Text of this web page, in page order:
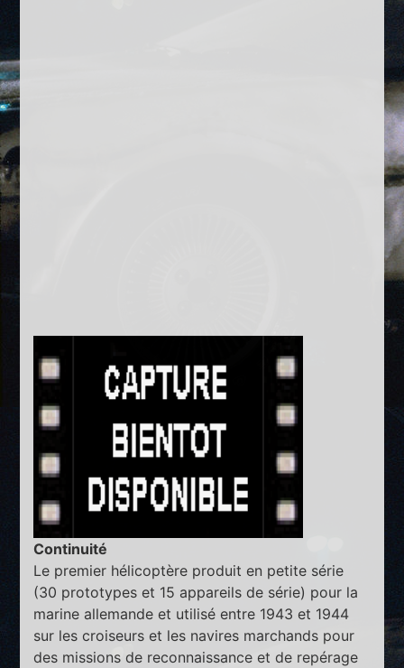
Continuité
Le premier hélicoptère produit en petite série
(30 prototypes et 15 appareils de série) pour la
marine allemande et utilisé entre 1943 et 1944
sur les croiseurs et les navires marchands pour
des missions de reconnaissance et de repérage